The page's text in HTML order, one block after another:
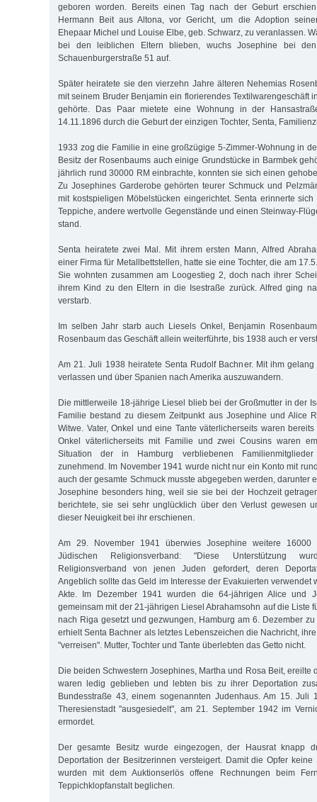
geboren worden. Bereits einen Tag nach der Geburt
Hermann Beit aus Altona, vor Gericht, um die Adoption
Ehepaar Michel und Louise Elbe, geb. Schwarz, zu veranlassen.
bei den leiblichen Eltern blieben, wuchs Josephine bei
Schauenburgerstraße 51 auf.
Später heiratete sie den vierzehn Jahre älteren Nehemias
mit seinem Bruder Benjamin ein florierendes Textilwarengeschäft
gehörte. Das Paar mietete eine Wohnung in der
14.11.1896 durch die Geburt der einzigen Tochter, Senta,
1933 zog die Familie in eine großzügige 5-Zimmer-Wohnung in
Besitz der Rosenbaums auch einige Grundstücke in Barmbek
jährlich rund 30000 RM einbrachte, konnten sie sich einen
Zu Josephines Garderobe gehörten teurer Schmuck und
mit kostspieligen Möbelstücken eingerichtet. Senta erinnerte
Teppiche, andere wertvolle Gegenstände und einen Steinway-
stand.
Senta heiratete zwei Mal. Mit ihrem ersten Mann, Alfred
einer Firma für Metallbettstellen, hatte sie eine Tochter, die am
Sie wohnten zusammen am Loogestieg 2, doch nach ihrer
ihrem Kind zu den Eltern in die Isestraße zurück. Alfred ging
verstarb.
Im selben Jahr starb auch Liesels Onkel, Benjamin
Rosen­baum das Geschäft allein weiterführte, bis 1938 auch er
Am 21. Juli 1938 heiratete Senta Rudolf Bachner. Mit ihm
verlassen und über Spanien nach Amerika auszuwandern.
Die mittlerweile 18-jährige Liesel blieb bei der Großmutter in der
Familie bestand zu diesem Zeitpunkt aus Josephine und Alice
Witwe. Vater, Onkel und eine Tante väterlicherseits waren
Onkel väterlicherseits mit Familie und zwei Cousins waren
Situation der in Hamburg verbliebenen Familienmitglieder
zunehmend. Im November 1941 wurde nicht nur ein Konto mit
auch der gesamte Schmuck musste abgegeben werden, darunter
Josephine besonders hing, weil sie sie bei der Hochzeit
berichtete, sie sei sehr unglücklich über den Verlust gewesen
dieser Neuigkeit bei ihr erschienen.
Am 29. November 1941 überwies Josephine weitere
Jüdischen Re­li­gionsverband: "Diese Unterstützung
Religionsverband von jenen Juden gefordert, deren
Angeblich sollte das Geld im Interesse der Eva­kuierten verwendet
Akte. Im Dezember 1941 wurden die 64-jährigen Alice und
gemeinsam mit der 21-jährigen Liesel Abrahamsohn auf die Liste
nach Riga gesetzt und gezwungen, Hamburg am 6. Dezember
erhielt Senta Bachner als letztes Lebenszeichen die Nachricht,
"verreisen". Mutter, Tochter und Tante überlebten das Getto nicht.
Die beiden Schwestern Josephines, Martha und Rosa Beit, ereilte
waren ledig geblieben und lebten bis zu ihrer Deportation
Bundesstraße 43, einem sogenannten Judenhaus. Am 15. Juli
Theresienstadt "ausgesiedelt", am 21. September 1942 im
ermordet.
Der gesamte Besitz wurde eingezogen, der Hausrat knapp
Deportation der Besitzerinnen versteigert. Damit die Opfer
wurden mit dem Auktionserlös offene Rechnungen beim
Teppichklopfanstalt beglichen.